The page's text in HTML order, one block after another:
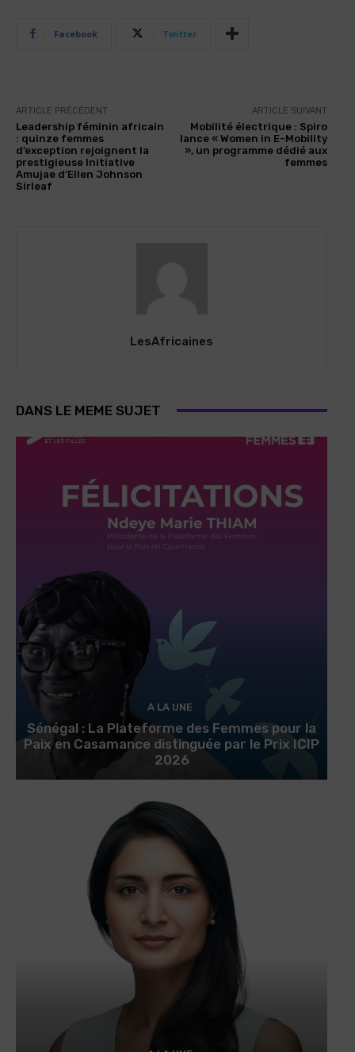
Facebook Twitter
ARTICLE PRÉCÉDENT
Leadership féminin africain
: quinze femmes
d’exception rejoignent la
prestigieuse Initiative
Amujae d’Ellen Johnson
Sirleaf
ARTICLE SUIVANT
Mobilité électrique : Spiro
lance « Women in E-Mobility
», un programme dédié aux
femmes
LesAfricaines
DANS LE MEME SUJET
A LA UNE
Sénégal : La Plateforme des Femmes pour la
Paix en Casamance distinguée par le Prix ICIP
2026